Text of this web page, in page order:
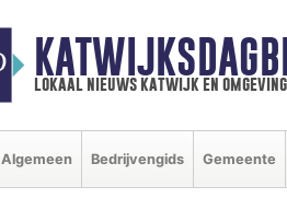
lokaal nieuws katwijk en omgeving
Algemeen Bedrijvengids Gemeente